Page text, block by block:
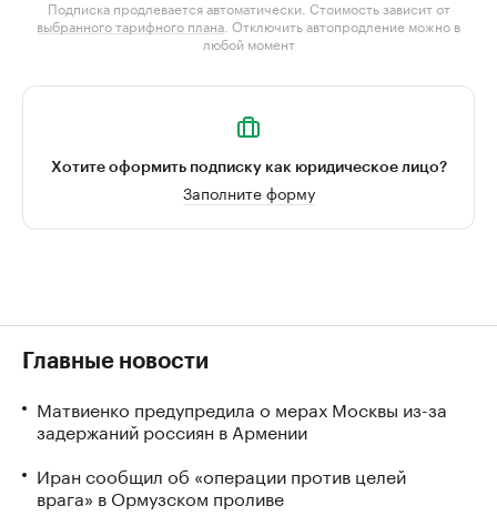
Подписка продлевается автоматически. Стоимость зависит от
выбранного тарифного плана . Отключить автопродление можно в
любой момент
Хотите оформить подписку как юридическое лицо?
Заполните форму
Главные новости
Матвиенко предупредила о мерах Москвы из-за
задержаний россиян в Армении
Иран сообщил об «операции против целей
врага» в Ормузском проливе